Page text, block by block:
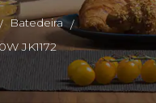
Batedeira /
JK1172